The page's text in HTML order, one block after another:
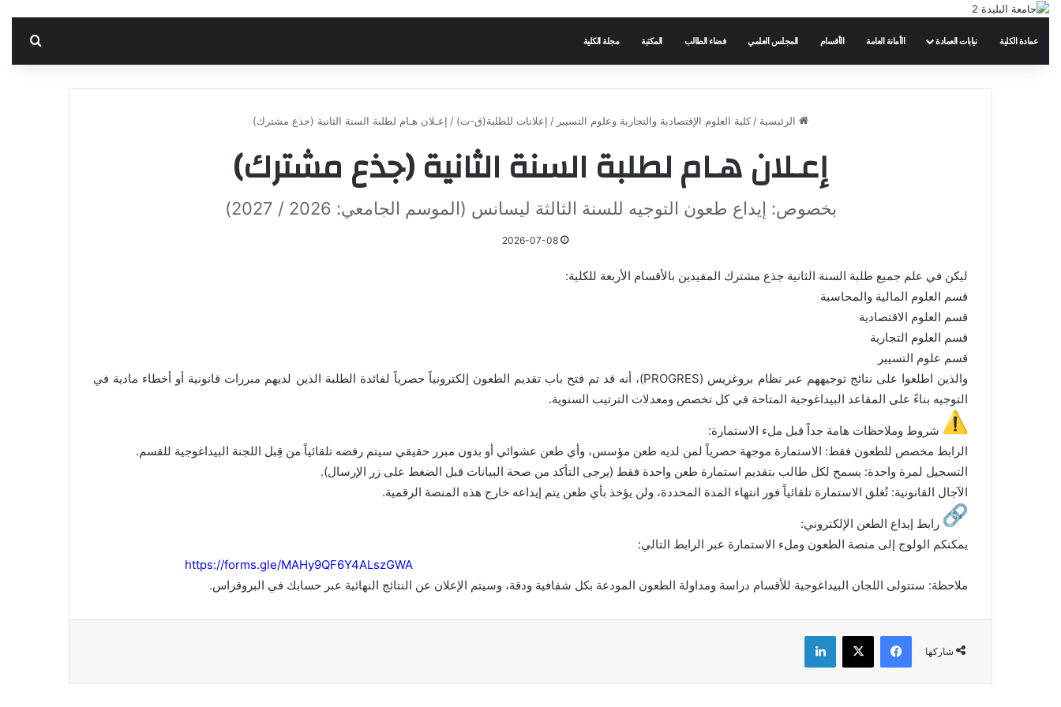
عمادة الكلية نيابات العمادة الأمانة العامة الأقسام المجلس العلمي فضاء الطالب المكتبة مجلة الكلية
الرئيسية / كلية العلوم الإقتصادية والتجارية وعلوم التسيير / إعلانات للطلبة(ق-ت) / إعـلان هـام لطلبة السنة الثانية (جذع مشترك)
إعـلان هـام لطلبة السنة الثانية (جذع مشترك)
بخصوص: إيداع طعون التوجيه للسنة الثالثة ليسانس (الموسم الجامعي: 2026 / 2027)
2026-07-08
ليكن في علم جميع طلبة السنة الثانية جذع مشترك المقيدين بالأقسام الأربعة للكلية:
قسم العلوم المالية والمحاسبة
قسم العلوم الاقتصادية
قسم العلوم التجارية
قسم علوم التسيير
والذين اطلعوا على نتائج توجيههم عبر نظام بروغريس (PROGRES)، أنه قد تم فتح باب تقديم الطعون إلكترونياً حصرياً لفائدة الطلبة الذين لديهم مبررات قانونية أو أخطاء مادية في
التوجيه بناءً على المقاعد البيداغوجية المتاحة في كل تخصص ومعدلات الترتيب السنوية.
شروط وملاحظات هامة جداً قبل ملء الاستمارة:
الرابط مخصص للطعون فقط: الاستمارة موجهة حصرياً لمن لديه طعن مؤسس، وأي طعن عشوائي أو بدون مبرر حقيقي سيتم رفضه تلقائياً من قِبل اللجنة البيداغوجية للقسم.
التسجيل لمرة واحدة: يسمح لكل طالب بتقديم استمارة طعن واحدة فقط (يرجى التأكد من صحة البيانات قبل الضغط على زر الإرسال).
الآجال القانونية: تُغلق الاستمارة تلقائياً فور انتهاء المدة المحددة، ولن يؤخذ بأي طعن يتم إيداعه خارج هذه المنصة الرقمية.
رابط إيداع الطعن الإلكتروني:
يمكنكم الولوج إلى منصة الطعون وملء الاستمارة عبر الرابط التالي:
https://forms.gle/MAHy9QF6Y4ALszGWA
ملاحظة: ستتولى اللجان البيداغوجية للأقسام دراسة ومداولة الطعون المودعة بكل شفافية ودقة، وسيتم الإعلان عن النتائج النهائية عبر حسابك في البروقراس.
شاركها
فيسبوك